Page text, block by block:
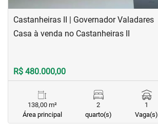
Castanheiras II | Governador Valadares
Casa à venda no Castanheiras II
R$ 480.000,00
138,00 m²
Área principal
2
quarto(s)
1
Vaga(s)